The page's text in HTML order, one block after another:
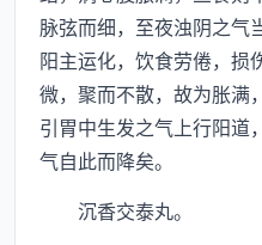
脉弦而细，至夜浊阴之气
阳主运化，饮食劳倦，损
微，聚而不散，故为胀满
引胃中生发之气上行阳道
气自此而降矣。
沉香交泰丸。